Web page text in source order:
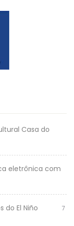
Casa do
eletrônica com
do El Niño
7